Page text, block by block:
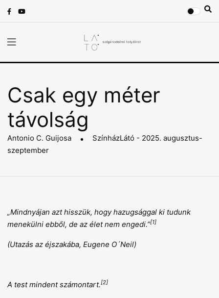
Csak egy méter
távolság
Antonio C. Guijosa
SzínházLátó - 2025. augusztus-
szeptember
„Mindnyájan azt hisszük, hogy hazugsággal ki tudunk
menekülni ebből, de az élet nem engedi.”[1]
(Utazás az éjszakába, Eugene O´Neil)
A test mindent számontart.[2]